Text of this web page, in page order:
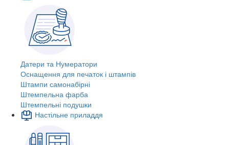
Датери та Нумератори
Оснащення для печаток і штампів
Штампи самонабірні
Штемпельна фарба
Штемпельні подушки
Настільне приладдя